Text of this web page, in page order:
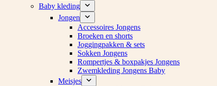
Baby kleding
Jongen
Accessoires Jongens
Broeken en shorts
Joggingpakken & sets
Sokken Jongens
Rompertjes & boxpakjes Jongens
Zwemkleding Jongens Baby
Meisjes